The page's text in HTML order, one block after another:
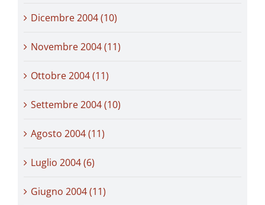
Dicembre 2004 (10)
Novembre 2004 (11)
Ottobre 2004 (11)
Settembre 2004 (10)
Agosto 2004 (11)
Luglio 2004 (6)
Giugno 2004 (11)